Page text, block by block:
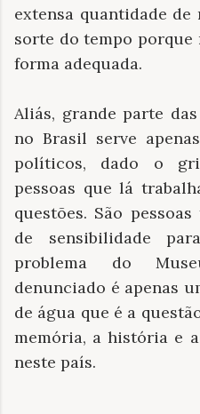
extensa quantidade
sorte do tempo porque
forma adequada.
Aliás, grande parte
no Brasil serve
políticos, dado o
pessoas que lá
questões. São
de sensibilidade
problema do
denunciado é apenas
de água que é a
memória, a história e
neste país.